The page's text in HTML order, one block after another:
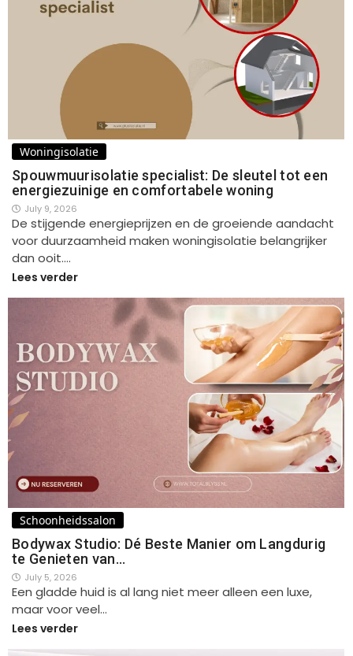
Woningisolatie
Spouwmuurisolatie specialist: De sleutel tot een
energiezuinige en comfortabele woning
July 9, 2026
De stijgende energieprijzen en de groeiende aandacht
voor duurzaamheid maken woningisolatie belangrijker
dan ooit.…
Lees verder
Schoonheidssalon
Bodywax Studio: Dé Beste Manier om Langdurig
te Genieten van…
July 5, 2026
Een gladde huid is al lang niet meer alleen een luxe,
maar voor veel…
Lees verder